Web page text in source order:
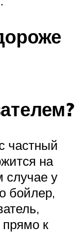
частный
на
случае у
бойлер,
к